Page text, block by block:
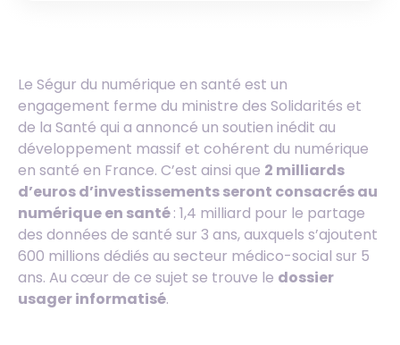
Le Ségur du numérique en santé est un
engagement ferme du ministre des Solidarités et
de la Santé qui a annoncé un soutien inédit au
développement massif et cohérent du numérique
en santé en France. C’est ainsi que 2 milliards
d’euros d’investissements seront consacrés au
numérique en santé: 1,4 milliard pour le partage
des données de santé sur 3 ans, auxquels s’ajoutent
600 millions dédiés au secteur médico-social sur 5
ans. Au cœur de ce sujet se trouve le dossier
usager informatisé.